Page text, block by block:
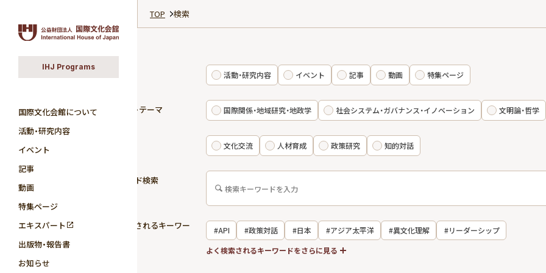
IHJ Programs
国際文化会館について
活動・研究内容
イベント
記事
動画
特集ページ
エキスパート
出版物・報告書
お知らせ
TOP 検索
活動・研究内容 イベント 記事 動画 特集ページ
研究分野・テーマ 国際関係・地域研究・地政学 社会システム・ガバナンス・イノベーション 文明論・哲学
文化交流 人材育成 政策研究 知的対話
キーワード検索
よく検索されるキーワー #API #政策対話 #日本 #アジア太平洋 #異文化理解
#リーダーシップ
#国際関係
よく検索されるキーワードをさらに見る